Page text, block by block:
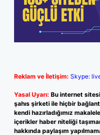
Reklam ve İletişim: Skype:
Yasal Uyarı: Bu internet
şahıs şirketi ile hiçbir
kendi hazırladığımız
içerikler haber niteliği
hakkında paylaşım